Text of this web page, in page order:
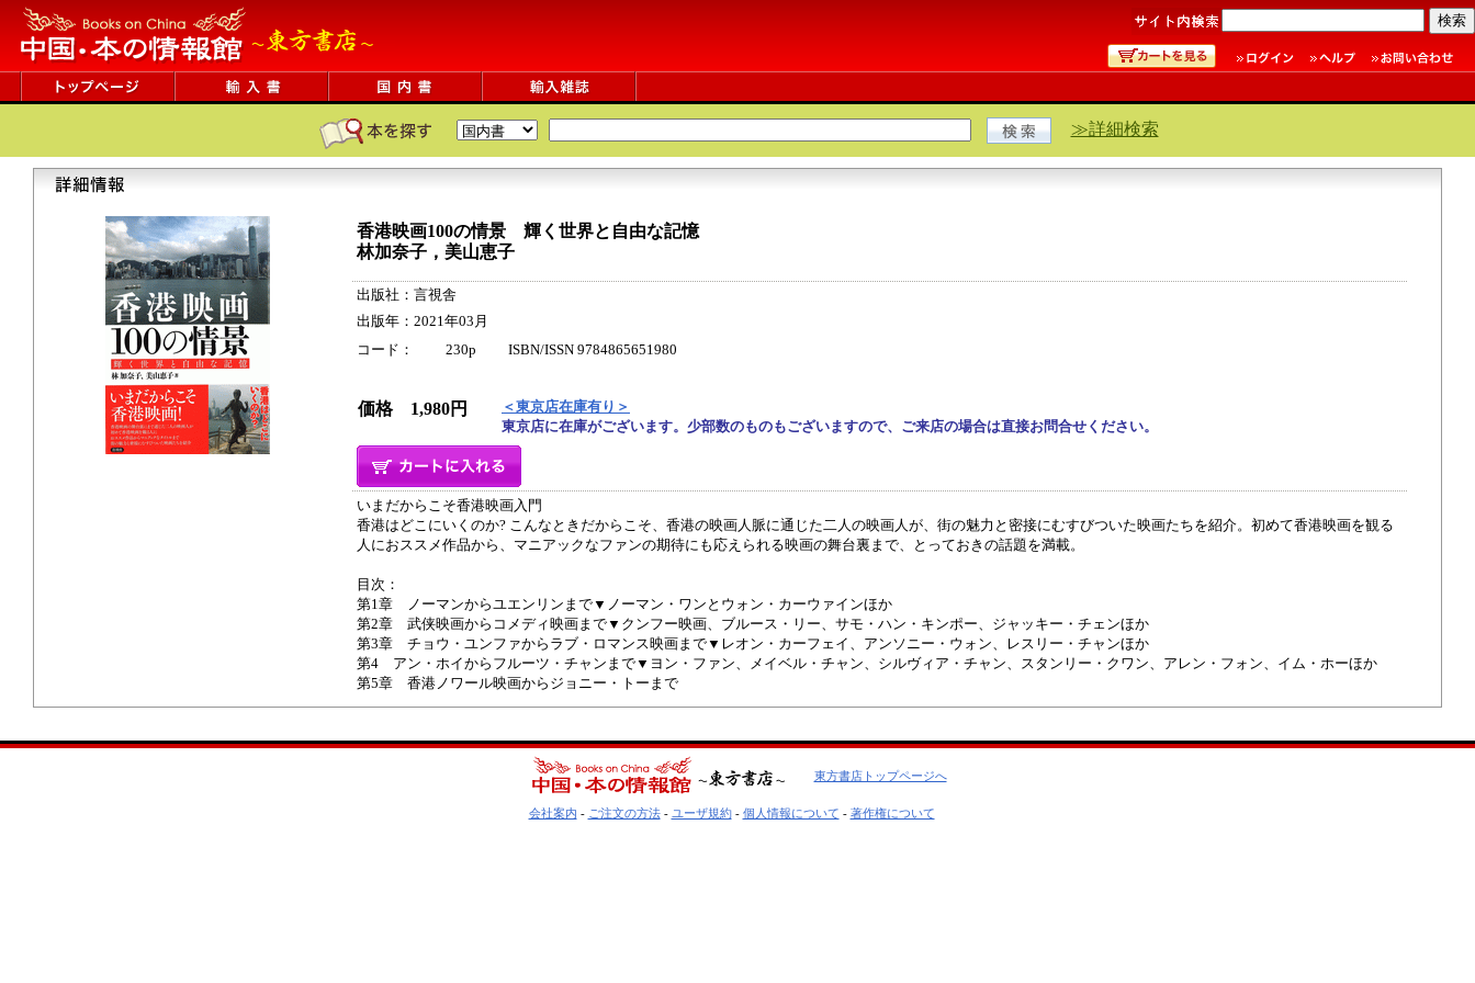
≫詳細検索
香港映画100の情景 輝く世界と自由な記憶
林加奈子，美山恵子
出版社：言視舎
出版年：2021年03月
コード： 230p ISBN/ISSN 9784865651980
価格 1,980円
＜東京店在庫有り＞
東京店に在庫がございます。少部数のものもございますので、ご来店の場合は直接お問合せください。
いまだからこそ香港映画入門
香港はどこにいくのか? こんなときだからこそ、香港の映画人脈に通じた二人の映画人が、街の魅力と密接にむすびついた映画たちを紹介。初めて香港映画を観る
人におススメ作品から、マニアックなファンの期待にも応えられる映画の舞台裏まで、とっておきの話題を満載。
目次：
第1章 ノーマンからユエンリンまで▼ノーマン・ワンとウォン・カーウァインほか
第2章 武侠映画からコメディ映画まで▼クンフー映画、ブルース・リー、サモ・ハン・キンポー、ジャッキー・チェンほか
第3章 チョウ・ユンファからラブ・ロマンス映画まで▼レオン・カーフェイ、アンソニー・ウォン、レスリー・チャンほか
第4 アン・ホイからフルーツ・チャンまで▼ヨン・ファン、メイベル・チャン、シルヴィア・チャン、スタンリー・クワン、アレン・フォン、イム・ホーほか
第5章 香港ノワール映画からジョニー・トーまで
東方書店トップページへ
会社案内 - ご注文の方法- ユーザ規約- 個人情報について - 著作権について